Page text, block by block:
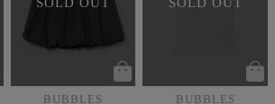
BUBBLES
BUBBLES